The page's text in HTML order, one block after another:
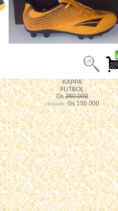
KAPPA
FUTBOL
Gs350.000
contado:Gs 150.000